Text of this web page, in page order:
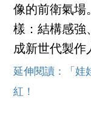
像的前衛氣場
樣：結構感強
成新世代製作
延伸閱讀：「娃
紅！